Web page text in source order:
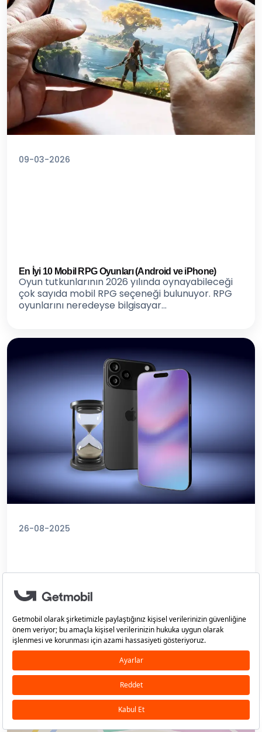
09-03-2026
En İyi 10 Mobil RPG Oyunları (Android ve iPhone)
Oyun tutkunlarının 2026 yılında oynayabileceği
çok sayıda mobil RPG seçeneği bulunuyor. RPG
oyunlarını neredeyse bilgisayar...
26-08-2025
iPhone 17 Ne Zaman Çıkacak? Türkiye’ye Ne Zaman
Gelecek?
Apple, ürettiği yeni iPhone modelleriyle
kullanıcıları yeni teknolojilerle buluşturmaya
devam ediyor. Bu yıl tanıtılması...